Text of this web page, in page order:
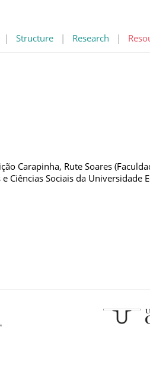
| Structure | Research |
Carapinha, Rute Soares
Ciências Sociais da Universidade